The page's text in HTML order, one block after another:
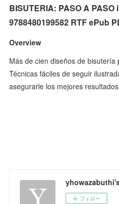
BISUTERIA: PASO A PASO
9788480199582 RTF ePub
Overview
Más de cien diseños de bisutería
Técnicas fáciles de seguir
asegurarle los mejores
フォロー